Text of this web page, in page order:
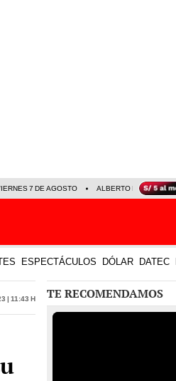
7 DE AGOSTO ALBERTO BENAVIDES
ESPECTÁCULOS DÓLAR DATEC
| 11:43 h TE RECOMENDAMOS